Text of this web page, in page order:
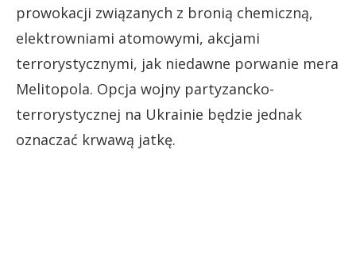
prowokacji związanych z bronią chemiczną,
elektrowniami atomowymi, akcjami
terrorystycznymi, jak niedawne porwanie mera
Melitopola. Opcja wojny partyzancko-
terrorystycznej na Ukrainie będzie jednak
oznaczać krwawą jatkę.